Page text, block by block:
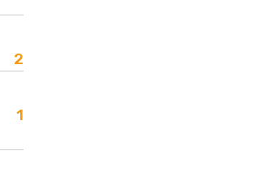
2
1